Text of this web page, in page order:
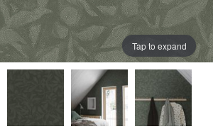
Tap to expand